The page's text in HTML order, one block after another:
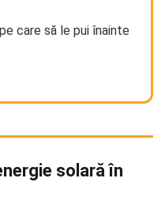
care să le pui înainte
solară în